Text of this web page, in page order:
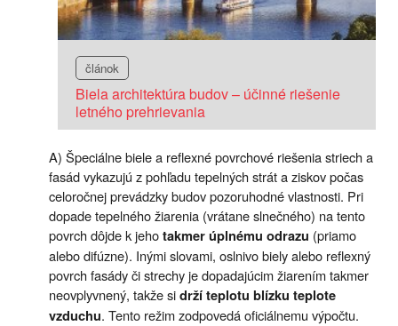
článok
Biela architektúra budov – účinné riešenie
letného prehrievania
A) Špeciálne biele a reflexné povrchové riešenia striech a
fasád vykazujú z pohľadu tepelných strát a ziskov počas
celoročnej prevádzky budov pozoruhodné vlastnosti. Pri
dopade tepelného žiarenia (vrátane slnečného) na tento
povrch dôjde k jehotakmer úplnému odrazu (priamo
alebo difúzne). Inými slovami, oslnivo biely alebo reflexný
povrch fasády či strechy je dopadajúcim žiarením takmer
neovplyvnený, takže sidrží teplotu blízku teplote
vzduchu. Tento režim zodpovedá oficiálnemu výpočtu.